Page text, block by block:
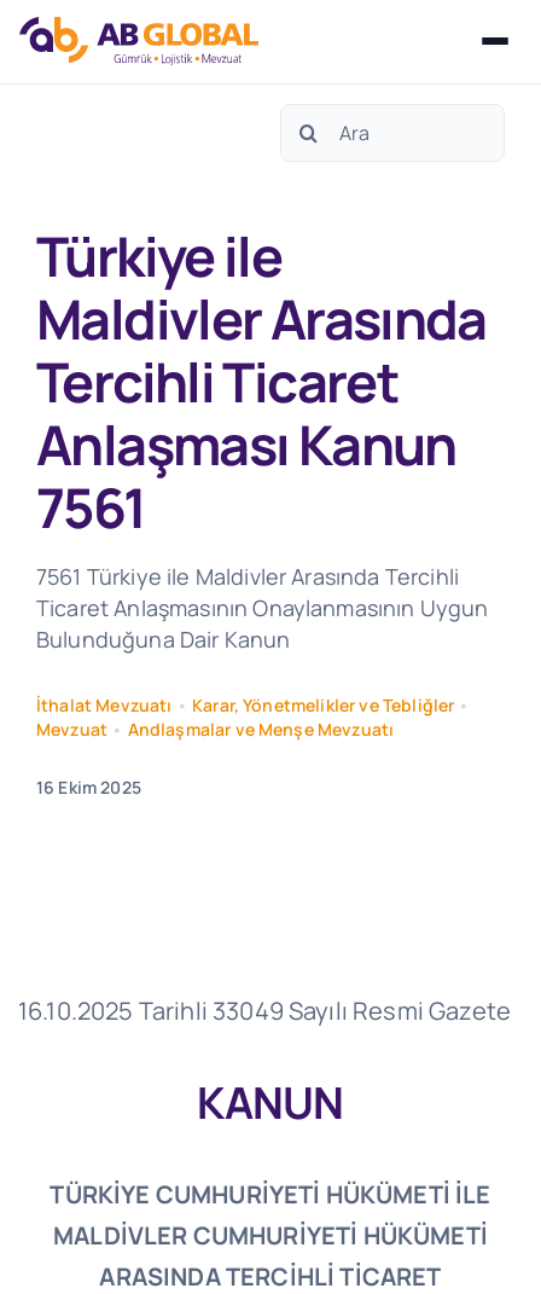
Search
Türkiye ile
Maldivler Arasında
Tercihli Ticaret
Anlaşması Kanun
7561
7561 Türkiye ile Maldivler Arasında Tercihli
Ticaret Anlaşmasının Onaylanmasının Uygun
Bulunduğuna Dair Kanun
İthalat Mevzuatı • Karar, Yönetmelikler ve Tebliğler •
Mevzuat • Andlaşmalar ve Menşe Mevzuatı
16 Ekim 2025
16.10.2025 Tarihli 33049 Sayılı Resmi Gazete
KANUN
TÜRKİYE CUMHURİYETİ HÜKÜMETİ İLE
MALDİVLER CUMHURİYETİ HÜKÜMETİ
ARASINDA TERCİHLİ TİCARET